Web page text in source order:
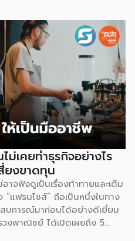
ะมีเรตสูงสุด 19.26% ในหมวด
ทั่วไป สูงสุด 17.12% เป็นต้น
แล้ว และยังไม่นับค่าธรรมเนียม
การชำระเงิน (เริ่มต้น 3.21%)
น 1.07 บาทต่อออร์เดอร์
ออร์เดอร์ต่อเดือน) ลอง
ขายเสื้อยืดตัวละ 100 บาท ค่า
การขาย […]
ม่เคยทำธุรกิจอย่างไร
ยงขาดทุน
าจฟังดูเป็นเรื่องท้าทายและเต็ม
แฟรนไชส์” ถือเป็นหนึ่งในทาง
บการณ์มาก่อนได้อย่างดีเยี่ยม
งพาณิชย์ ได้เปิดเผยถึง 5